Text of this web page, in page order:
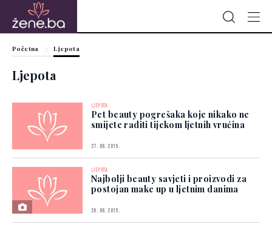
Početna Ljepota
Ljepota
LJEPOTA
Pet beauty pogrešaka koje nikako ne
smijete raditi tijekom ljetnih vrućina
27. 06. 2019.
LJEPOTA
Najbolji beauty savjeti i proizvodi za
postojan make up u ljetnim danima
26. 06. 2019.